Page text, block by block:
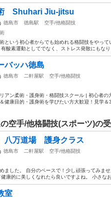
Shuhari Jiu-jitsu
徳島市 徳島駅
空手/他格闘技
という初心者からでも始めれる格闘技をやっ
酸素運動としてでなく、ストレス発散にもな
バッハ徳島
徳島市 二軒屋駅
空手/他格闘技
アン柔術・護身術・格闘技スクール | 初心者
健康目的・護身術を学びたい方大歓迎！見学＆
空手/他格闘技(スポーツ)の
八万道場 護身クラス
徳島市 二軒屋駅
空手/他格闘技
ました。 自分のペースで！少し頑張ってみま
康的に美しくなれたら良いですよね。 小さな
室